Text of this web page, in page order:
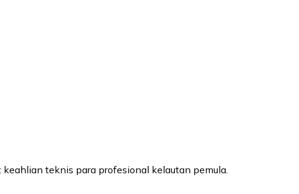
teknis para profesional kelautan pemula.